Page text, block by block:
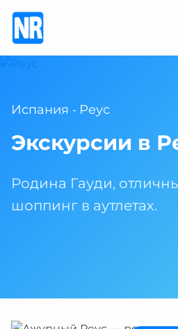
Испания - Реус
Экскурсии в
Родина Гауди,
шоппинг в аутлетах.